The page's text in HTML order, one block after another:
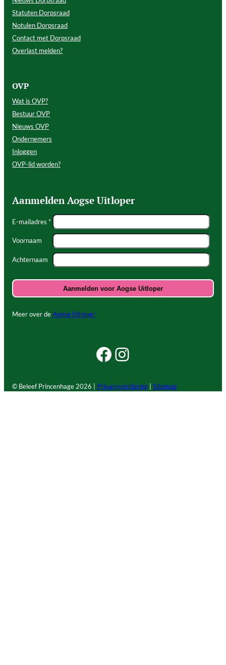
Statuten Dorpsraad
Notulen Dorpsraad
Contact met Dorpsraad
Overlast melden?
OVP
Wat is OVP?
Bestuur OVP
Nieuws OVP
Ondernemers
Inloggen
OVP-lid worden?
Aanmelden Aogse Uitloper
E-mailadres *
Voornaam
Achternaam
Meer over deAogse Uitloper
Facebook Beleef Princenhage
Instagram Beleef Princenhage
© Beleef Princenhage 2026 | Privacyverklaring Sitemap